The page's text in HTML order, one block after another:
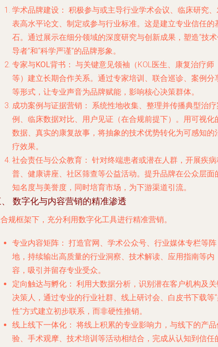
学术品牌建设： 积极参与或主导行业学术会议、临床研究
表高水平论文、制定或参与行业标准。这是建立专业信任的
石。通过展示在细分领域的深度研究与创新成果，塑造“技
导者”和“科学严谨”的品牌形象。
专家与KOL背书： 与关键意见领袖（KOL医生、康复治疗师
等）建立长期合作关系。通过专家培训、联合巡诊、案例分
等形式，让专业声音为品牌赋能，影响核心决策群体。
成功案例与证据营销：
系统性地收集、整理并传播典型治
例、临床数据对比、用户见证（在合规前提下）。用可视化
数据、真实的康复故事，将抽象的技术优势转化为可感知的
疗效果。
社会责任与公众教育： 针对终端患者或潜在人群，开展疾
普、健康讲座、社区筛查等公益活动。提升品牌在公众层面
知名度与美誉度，同时培育市场，为下游渠道引流。
数字化与内容营销的精准渗透
规框架下，充分利用数字化工具进行精准营销。
专业内容矩阵： 打造官网、学术公众号、行业媒体专栏等阵
地，持续输出高质量的行业洞察、技术解读、应用指南等内
容，吸引并留存专业受众。
定向触达与孵化： 利用大数据分析，识别潜在客户机构及
决策人，通过专业的行业社群、线上研讨会、白皮书下载等
性”方式建立初步联系，而非硬性推销。
线上线下一体化： 将线上积累的专业影响力，与线下的产
验、手术观摩、技术培训等活动相结合，完成从认知到信任